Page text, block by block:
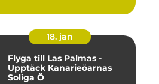
18. jan
Flyga till Las Palmas -
Upptäck Kanarieöarnas
Soliga Ö